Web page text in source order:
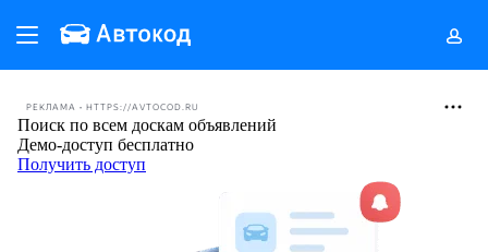
РЕКЛАМА • HTTPS://AVTOCOD.RU